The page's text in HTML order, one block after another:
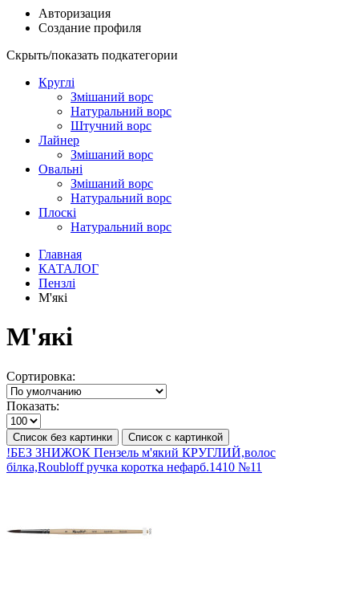
Авторизация
Создание профиля
Скрыть/показать подкатегории
Круглі
Змішаний ворс
Натуральний ворс
Штучний ворс
Лайнер
Змішаний ворс
Овальні
Змішаний ворс
Натуральний ворс
Плоскі
Натуральний ворс
Главная
КАТАЛОГ
Пензлі
М'які
М'які
Сортировка:
Показать:
Список без картинки Список с картинкой
!БЕЗ ЗНИЖОК Пензель м'який КРУГЛИЙ,волос
білка,Roubloff ручка коротка нефарб.1410 №11